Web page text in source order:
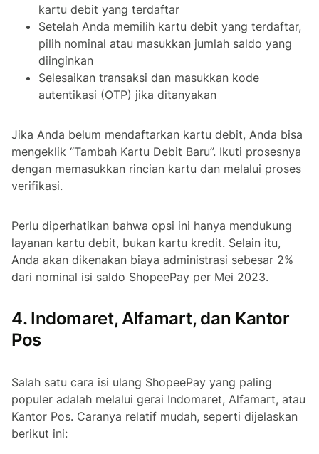
kartu debit yang terdaftar
Setelah Anda memilih kartu debit yang terdaftar,
pilih nominal atau masukkan jumlah saldo yang
diinginkan
Selesaikan transaksi dan masukkan kode
autentikasi (OTP) jika ditanyakan
Jika Anda belum mendaftarkan kartu debit, Anda bisa
mengeklik “Tambah Kartu Debit Baru”. Ikuti prosesnya
dengan memasukkan rincian kartu dan melalui proses
verifikasi.
Perlu diperhatikan bahwa opsi ini hanya mendukung
layanan kartu debit, bukan kartu kredit. Selain itu,
Anda akan dikenakan biaya administrasi sebesar 2%
dari nominal isi saldo ShopeePay per Mei 2023.
4. Indomaret, Alfamart, dan Kantor
Pos
Salah satu cara isi ulang ShopeePay yang paling
populer adalah melalui gerai Indomaret, Alfamart, atau
Kantor Pos. Caranya relatif mudah, seperti dijelaskan
berikut ini: